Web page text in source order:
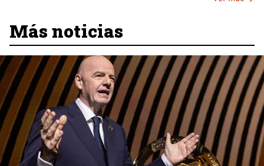
Más noticias